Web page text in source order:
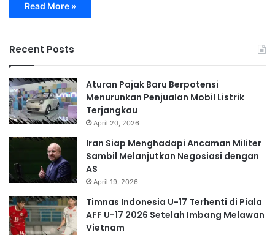
Read More »
Recent Posts
Aturan Pajak Baru Berpotensi
Menurunkan Penjualan Mobil Listrik
Terjangkau
April 20, 2026
Iran Siap Menghadapi Ancaman Militer
Sambil Melanjutkan Negosiasi dengan
AS
April 19, 2026
Timnas Indonesia U-17 Terhenti di Piala
AFF U-17 2026 Setelah Imbang Melawan
Vietnam